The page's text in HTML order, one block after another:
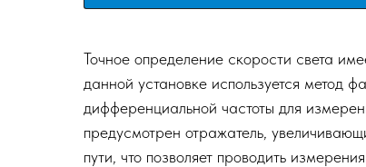
Точное определение скорости света
данной установке используется метод
дифференциальной частоты для
предусмотрен отражатель,
пути, что позволяет проводить